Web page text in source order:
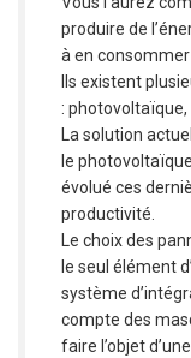
produire de
à en
Ils existent
: photovoltaïque,
La solution
le
évolué ces
productivité.
Le choix des
le seul élément
système
compte des
faire l’objet